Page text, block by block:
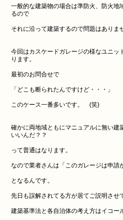
一般的な建築物の場合は準防火、防火地
るので
それに沿って建築するので問題はありま
今回はカスケードガレージの様なユニッ
ります。
最初のお問合せで
「どこも断られたんですけど・・・」
このケース一番多いです。 (笑)
確かに両地域ともにマニュアルに無い建
いいんだ？？
って普通はなります。
なので業者さんは「このガレージは申請
となるんです。
先日も誤解されてる方が居てご説明させ
建築基準法と各自治体の考え方はイコー